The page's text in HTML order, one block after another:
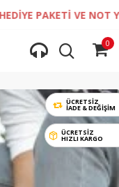
VE NOT
0
ÜCRETSİZ
İADE & DEĞIŞIM
ÜCRETSİZ
HIZLI KARGO